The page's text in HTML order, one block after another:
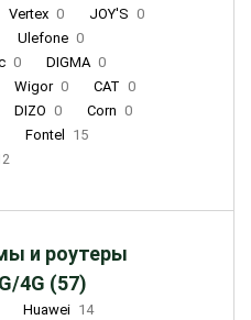
Vertex 0 JOY'S 0
Ulefone 0
0 DIGMA 0
Wigor 0 CAT 0
DIZO 0 Corn 0
Fontel
15
и роутеры
4G (57)
Huawei 14